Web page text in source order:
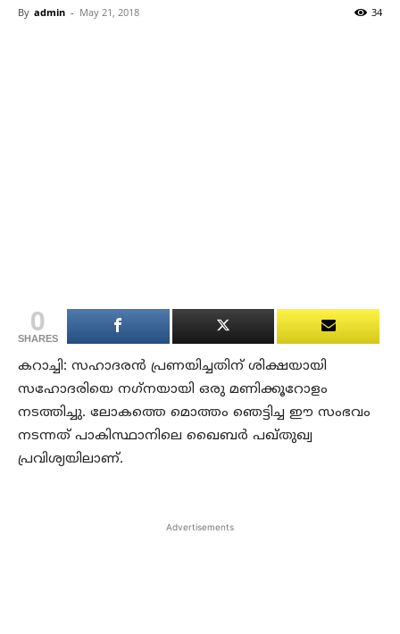
By admin - May 21, 2018 34
0
SHARES
കറാച്ചി: സഹാദരന്‍ പ്രണയിച്ചതിന് ശിക്ഷയായി
സഹോദരിയെ നഗ്‌നയായി ഒരു മണിക്കൂറോളം
നടത്തിച്ചു. ലോകത്തെ മൊത്തം ഞെട്ടിച്ച ഈ സംഭവം
നടന്നത് പാകിസ്ഥാനിലെ ഖൈബര്‍ പഖ്തുഖ്വ
പ്രവിശ്യയിലാണ്.
Advertisements